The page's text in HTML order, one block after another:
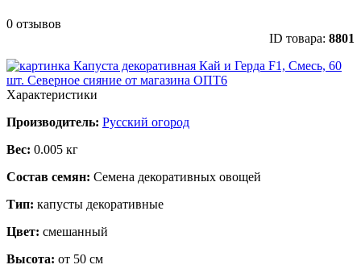
0 отзывов
ID товара: 8801
Характеристики
Производитель: Русский огород
Вес: 0.005 кг
Состав семян: Семена декоративных овощей
Тип: капусты декоративные
Цвет: смешанный
Высота: от 50 см